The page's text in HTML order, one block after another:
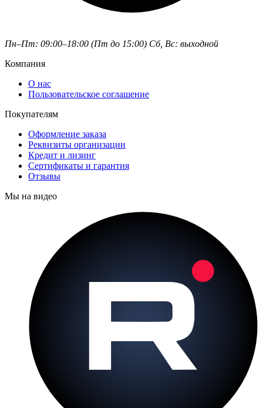
Пн–Пт: 09:00–18:00 (Пт до 15:00) Сб, Вс: выходной
Компания
О нас
Пользовательское соглашение
Покупателям
Оформление заказа
Реквизиты организации
Кредит и лизинг
Сертификаты и гарантия
Отзывы
Мы на видео